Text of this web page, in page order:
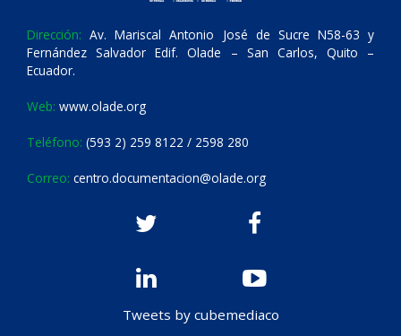
Dirección: Av. Mariscal Antonio José de Sucre N58-63 y
Fernández Salvador Edif. Olade – San Carlos, Quito –
Ecuador.
Web: www.olade.org
Teléfono: (593 2) 259 8122 / 2598 280
Correo: centro.documentacion@olade.org
Tweets by cubemediaco